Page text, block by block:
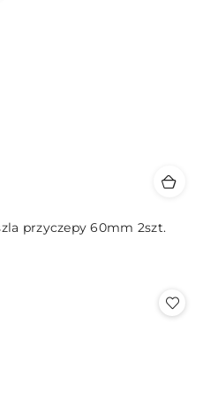
przyczepy 60mm 2szt.